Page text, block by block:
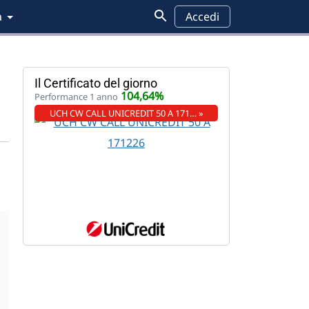
Accedi
Il Certificato del giorno
Performance 1 anno 104,64%
UCH CW CALL UNICREDIT 50 A 171… »